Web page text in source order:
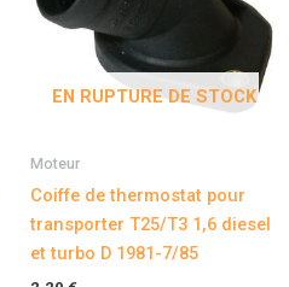
EN RUPTURE DE STOCK
Moteur
Coiffe de thermostat pour
transporter T25/T3 1,6 diesel
et turbo D 1981-7/85